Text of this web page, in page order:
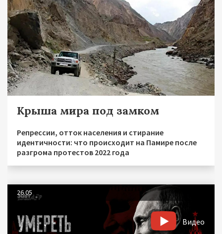
Крыша мира под замком
Репрессии, отток населения и стирание
идентичности: что происходит на Памире после
разгрома протестов 2022 года
26.05
Видео